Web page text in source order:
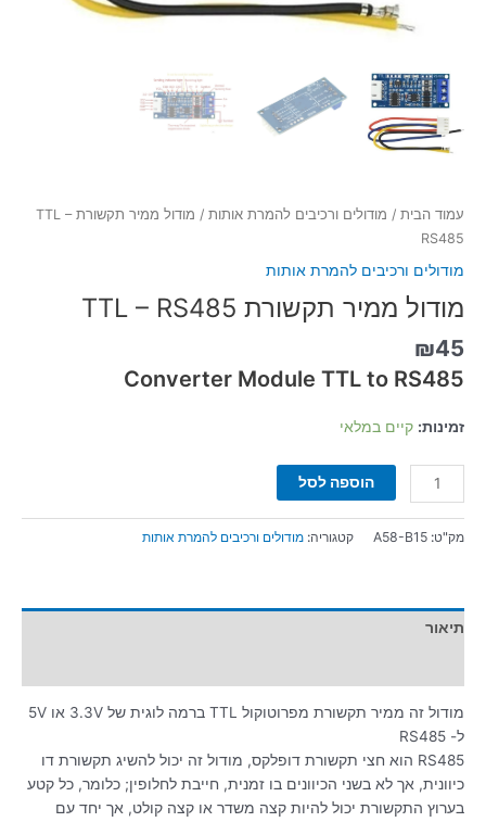
עמוד הבית / מודולים ורכיבים להמרת אותות
/ מודול ממיר תקשורת TTL –
RS485
מודולים ורכיבים להמרת אותות
מודול ממיר תקשורת TTL – RS485
₪45
Converter Module TTL to RS485
זמינות: קיים במלאי
הוספה לסל
מק"ט: A58-B15 קטגוריה: מודולים ורכיבים להמרת אותות
תיאור
מודול זה ממיר תקשורת מפרוטוקול TTL ברמה לוגית של 3.3V או 5V
ל- RS485
RS485 הוא חצי תקשורת דופלקס, מודול זה יכול להשיג תקשורת דו
כיוונית, אך לא בשני הכיוונים בו זמנית, חייבת לחלופין; כלומר, כל קטע
בערוץ התקשורת יכול להיות קצה משדר או קצה קולט, אך יחד עם